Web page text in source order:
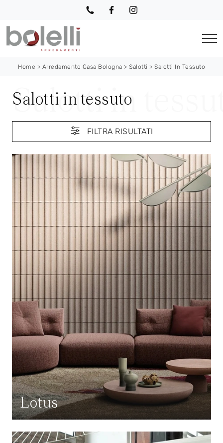
Home > Arredamento Casa Bologna > Salotti > Salotti In Tessuto
Salotti in tessuto
FILTRA RISULTATI
Lotus